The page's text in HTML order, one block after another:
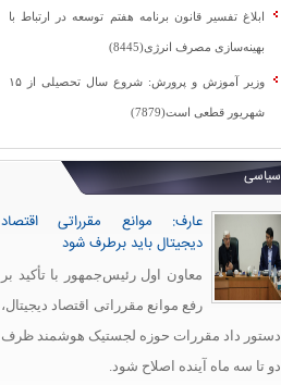
ابلاغ تفسیر قانون برنامه هفتم توسعه در ارتباط با
بهینه‌سازی مصرف انرژی(8445)
وزیر آموزش و پرورش: شروع سال تحصیلی از ۱۵
شهریور قطعی است(7879)
سیاسی
عارف: موانع مقرراتی اقتصاد
دیجیتال باید برطرف شود
معاون اول رئیس‌جمهور با تأکید بر
رفع موانع مقرراتی اقتصاد دیجیتال،
دستور داد مقررات حوزه لجستیک هوشمند ظرف
دو تا سه ماه آینده اصلاح شود.